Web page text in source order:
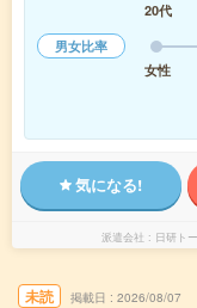
20代
男女比率
女性
気になる!
派遣会社 日研ト
未読 掲載日 2026/08/07